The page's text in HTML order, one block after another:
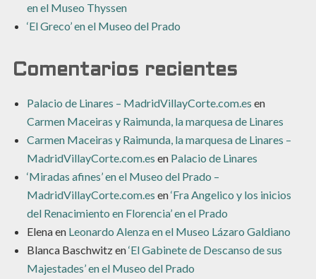
en el Museo Thyssen
‘El Greco’ en el Museo del Prado
Comentarios recientes
Palacio de Linares – MadridVillayCorte.com.es en
Carmen Maceiras y Raimunda, la marquesa de Linares
Carmen Maceiras y Raimunda, la marquesa de Linares –
MadridVillayCorte.com.es en Palacio de Linares
‘Miradas afines’ en el Museo del Prado –
MadridVillayCorte.com.es en‘Fra Angelico y los inicios
del Renacimiento en Florencia’ en el Prado
Elenaen Leonardo Alenza en el Museo Lázaro Galdiano
Blanca Baschwitzen‘El Gabinete de Descanso de sus
Majestades’ en el Museo del Prado